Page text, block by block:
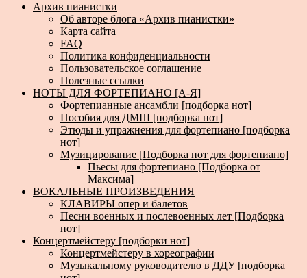
Архив пианистки
Об авторе блога «Архив пианистки»
Карта сайта
FAQ
Политика конфиденциальности
Пользовательское соглашение
Полезные ссылки
НОТЫ ДЛЯ ФОРТЕПИАНО [А-Я]
Фортепианные ансамбли [подборка нот]
Пособия для ДМШ [подборка нот]
Этюды и упражнения для фортепиано [подборка
нот]
Музицирование [Подборка нот для фортепиано]
Пьесы для фортепиано [Подборка от
Максима]
ВОКАЛЬНЫЕ ПРОИЗВЕДЕНИЯ
КЛАВИРЫ опер и балетов
Песни военных и послевоенных лет [Подборка
нот]
Концертмейстеру [подборки нот]
Концертмейстеру в хореографии
Музыкальному руководителю в ДДУ [подборка